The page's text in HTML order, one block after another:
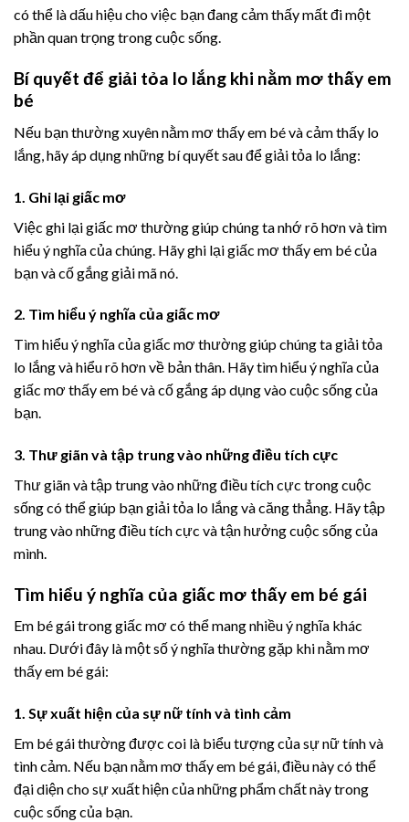
có thể là dấu hiệu cho việc bạn đang cảm thấy mất đi một
phần quan trọng trong cuộc sống.
Bí quyết để giải tỏa lo lắng khi nằm mơ thấy em
bé
Nếu bạn thường xuyên nằm mơ thấy em bé và cảm thấy lo
lắng, hãy áp dụng những bí quyết sau để giải tỏa lo lắng:
1. Ghi lại giấc mơ
Việc ghi lại giấc mơ thường giúp chúng ta nhớ rõ hơn và tìm
hiểu ý nghĩa của chúng. Hãy ghi lại giấc mơ thấy em bé của
bạn và cố gắng giải mã nó.
2. Tìm hiểu ý nghĩa của giấc mơ
Tìm hiểu ý nghĩa của giấc mơ thường giúp chúng ta giải tỏa
lo lắng và hiểu rõ hơn về bản thân. Hãy tìm hiểu ý nghĩa của
giấc mơ thấy em bé và cố gắng áp dụng vào cuộc sống của
bạn.
3. Thư giãn và tập trung vào những điều tích cực
Thư giãn và tập trung vào những điều tích cực trong cuộc
sống có thể giúp bạn giải tỏa lo lắng và căng thẳng. Hãy tập
trung vào những điều tích cực và tận hưởng cuộc sống của
mình.
Tìm hiểu ý nghĩa của giấc mơ thấy em bé gái
Em bé gái trong giấc mơ có thể mang nhiều ý nghĩa khác
nhau. Dưới đây là một số ý nghĩa thường gặp khi nằm mơ
thấy em bé gái:
1. Sự xuất hiện của sự nữ tính và tình cảm
Em bé gái thường được coi là biểu tượng của sự nữ tính và
tình cảm. Nếu bạn nằm mơ thấy em bé gái, điều này có thể
đại diện cho sự xuất hiện của những phẩm chất này trong
cuộc sống của bạn.